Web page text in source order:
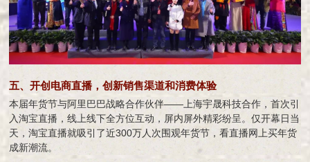
五、开创电商直播，创新销售渠道和消费体验
本届年货节与阿里巴巴战略合作伙伴——上海宇晟科技合作，首次引
入淘宝直播，线上线下全方位互动，屏内屏外精彩纷呈。仅开幕日当
天，淘宝直播就吸引了近300万人次围观年货节，看直播网上买年货
成新潮流。